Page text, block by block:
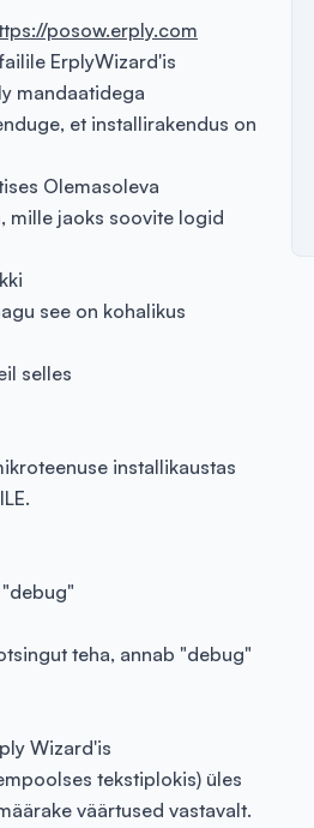
posow.erply.com
ErplyWizard'is
mandaatidega
et installirakendus on
Olemasoleva
mille jaoks soovite logid
see on kohalikus
selles
installikaustas
teha, annab "debug"
Wizard'is
tekstiplokis) üles
väärtused vastavalt.